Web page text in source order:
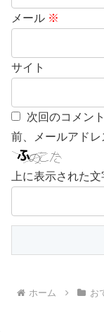
メール ※
サイト
次回のコメン
前、メールアドレ
上に表示された
ホーム お